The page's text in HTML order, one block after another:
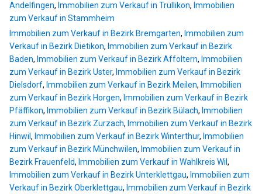
Andelfingen, Immobilien zum Verkauf in Trüllikon, Immobilien
zum Verkauf in Stammheim
Immobilien zum Verkauf in Bezirk Bremgarten, Immobilien zum
Verkauf in Bezirk Dietikon, Immobilien zum Verkauf in Bezirk
Baden, Immobilien zum Verkauf in Bezirk Affoltern, Immobilien
zum Verkauf in Bezirk Uster, Immobilien zum Verkauf in Bezirk
Dielsdorf, Immobilien zum Verkauf in Bezirk Meilen, Immobilien
zum Verkauf in Bezirk Horgen, Immobilien zum Verkauf in Bezirk
Pfäffikon, Immobilien zum Verkauf in Bezirk Bülach, Immobilien
zum Verkauf in Bezirk Zurzach, Immobilien zum Verkauf in Bezirk
Hinwil , Immobilien zum Verkauf in Bezirk Winterthur, Immobilien
zum Verkauf in Bezirk Münchwilen, Immobilien zum Verkauf in
Bezirk Frauenfeld, Immobilien zum Verkauf in Wahlkreis Wil ,
Immobilien zum Verkauf in Bezirk Unterklettgau, Immobilien zum
Verkauf in Bezirk Oberklettgau, Immobilien zum Verkauf in Bezirk